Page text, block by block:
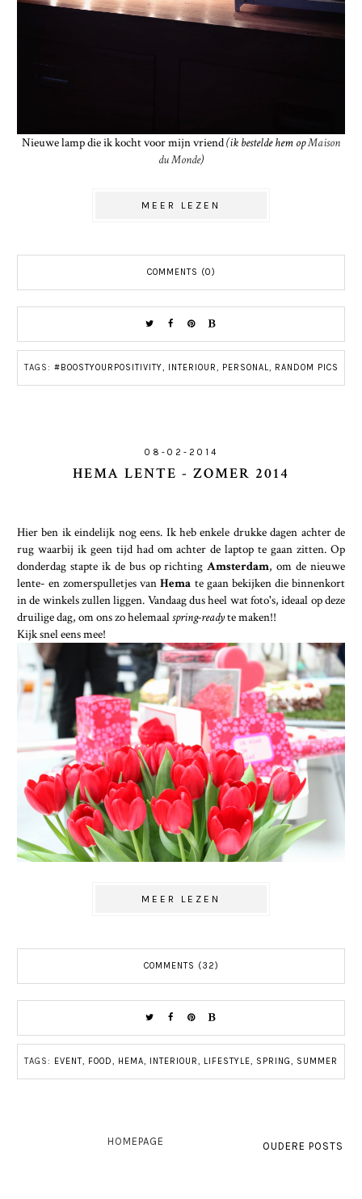
Nieuwe lamp die ik kocht voor mijn vriend(ik bestelde hem opMaison
du Monde)
MEER LEZEN
COMMENTS (0)
TAGS: #BOOSTYOURPOSITIVITY, INTERIOUR, PERSONAL, RANDOM PICS
08-02-2014
HEMA LENTE - ZOMER 2014
Hier ben ik eindelijk nog eens. Ik heb enkele drukke dagen achter de
rug waarbij ik geen tijd had om achter de laptop te gaan zitten. Op
donderdag stapte ik de bus op richtingAmsterdam, om de nieuwe
lente- en zomerspulletjes vanHema te gaan bekijken die binnenkort
in de winkels zullen liggen. Vandaag dus heel wat foto's, ideaal op deze
druilige dag, om ons zo helemaalspring-readyte maken!!
Kijk snel eens mee!
MEER LEZEN
COMMENTS (32)
TAGS: EVENT, FOOD, HEMA, INTERIOUR, LIFESTYLE, SPRING, SUMMER
OUDERE POSTS
HOMEPAGE